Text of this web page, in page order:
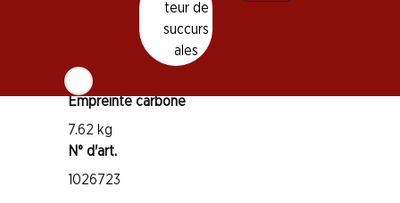
teur de
succurs
ales
Température de dégustation
16–18 °C
Empreinte carbone
7.62 kg
N° d'art.
1026723